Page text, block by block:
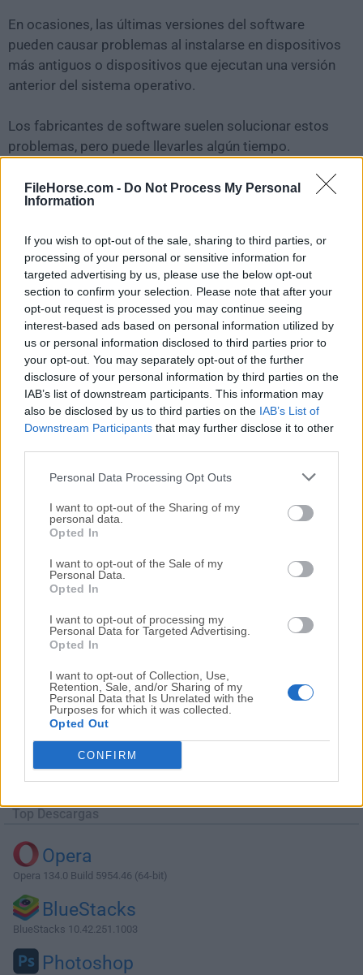
FileHorse.com - Do Not Process My Personal
Information
If you wish to opt-out of the sale, sharing to third parties, or
processing of your personal or sensitive information for
targeted advertising by us, please use the below opt-out
section to confirm your selection. Please note that after your
opt-out request is processed you may continue seeing
interest-based ads based on personal information utilized by
us or personal information disclosed to third parties prior to
your opt-out. You may separately opt-out of the further
disclosure of your personal information by third parties on the
IAB’s list of downstream participants. This information may
also be disclosed by us to third parties on the IAB’s List of
Downstream Participants that may further disclose it to other
Personal Data Processing Opt Outs
I want to opt-out of the Sharing of my
personal data.
Opted In
I want to opt-out of the Sale of my
Personal Data.
Opted In
I want to opt-out of processing my
Personal Data for Targeted Advertising.
Opted In
I want to opt-out of Collection, Use,
Retention, Sale, and/or Sharing of my
Personal Data that Is Unrelated with the
Purposes for which it was collected.
Opted Out
CONFIRM
En ocasiones, las últimas versiones del software
pueden causar problemas al instalarse en dispositivos
más antiguos o dispositivos que ejecutan una versión
anterior del sistema operativo.
Los fabricantes de software suelen solucionar estos
problemas, pero puede llevarles algún tiempo.
versión anterior deWindowBlinds 8.0.1.
reciente de WindowBlindso leer nuestra reseña,
simplemente haz clic aquí .
Todas las versiones antiguas distribuidas en nuestro
sitio web son completamente libres de virus y están
disponibles para su descarga sin costo alguno.
Nos encantaría saber de ti
Si tienes alguna pregunta o idea que desees compartir
con nosotros, dirígete a nuestrapágina de contactoy
háznoslo saber. ¡Valoramos tu opinión!
Descargar WindowBlinds 8.0.1
¿Por qué se publica esta aplicación en Filehorse? (
Top Descargas
Opera
Opera 134.0 Build 5954.46 (64-bit)
BlueStacks
BlueStacks 10.42.251.1003
Photoshop